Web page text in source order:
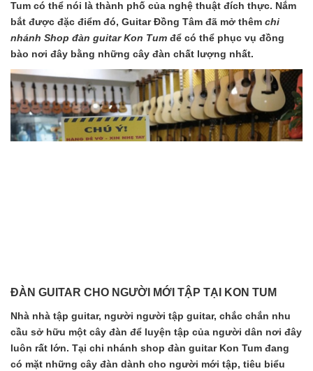
Tum có thể nói là thành phố của nghệ thuật đích thực. Nắm
bắt được đặc điểm đó, Guitar Đồng Tâm đã mở thêm chi
nhánh Shop đàn guitar Kon Tum để có thể phục vụ đồng
bào nơi đây bằng những cây đàn chất lượng nhất.
ĐÀN GUITAR CHO NGƯỜI MỚI TẬP TẠI KON TUM
Nhà nhà tập guitar, người người tập guitar, chắc chắn nhu
cầu sở hữu một cây đàn để luyện tập của người dân nơi đây
luôn rất lớn. Tại chi nhánh shop đàn guitar Kon Tum đang
có mặt những cây đàn dành cho người mới tập, tiêu biểu